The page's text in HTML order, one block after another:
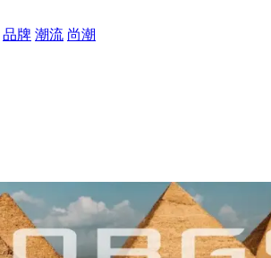
品牌 潮流 尚潮